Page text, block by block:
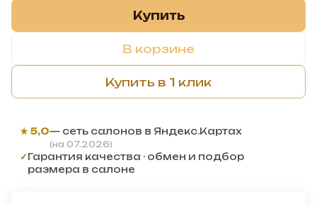
Купить
В корзине
Купить в 1 клик
★ 5,0— сеть салонов в Яндекс.Картах
(на 07.2026)
✓Гарантия качества · обмен и подбор
размера в салоне